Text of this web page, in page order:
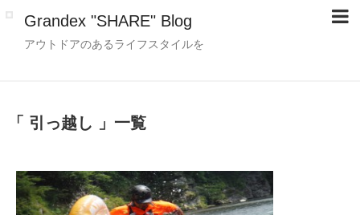
Grandex "SHARE" Blog
アウトドアのあるライフスタイルを
「 引っ越し 」一覧